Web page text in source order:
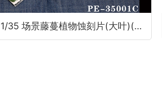
PE-35002C 1/35 场景藤蔓植物蚀刻片(大叶)(彩色蚀刻片)